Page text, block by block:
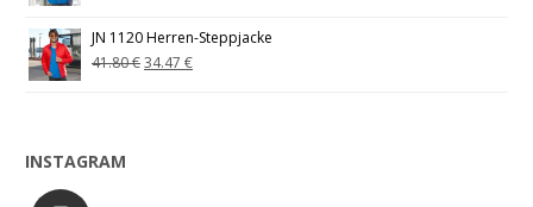
JN 1120 Herren-Steppjacke
41.80€34.47€
INSTAGRAM